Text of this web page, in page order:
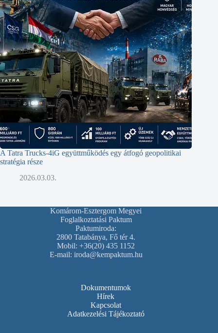
A Tatra Trucks-4iG együttműködés egy átfogó geopolitikai
stratégia része
2026.03.03.
Komárom-Esztergom Megyei
Foglalkoztatási Paktum
Paktumiroda:
2800 Tatabánya, Fő tér 4.
Mobil: +36(20) 435 1152
E-mail: iroda@kempaktum.hu
Dokumentumok
Hírek
Kapcsolat
Adatkezelési Tájékoztató